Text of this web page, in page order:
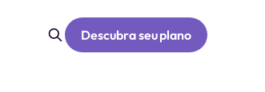
Descubra seu plano